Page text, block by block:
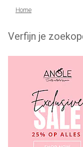
Onze Merken
Producten
🔥 OUTLET
Lessen
Contact
Home
Verfijn je